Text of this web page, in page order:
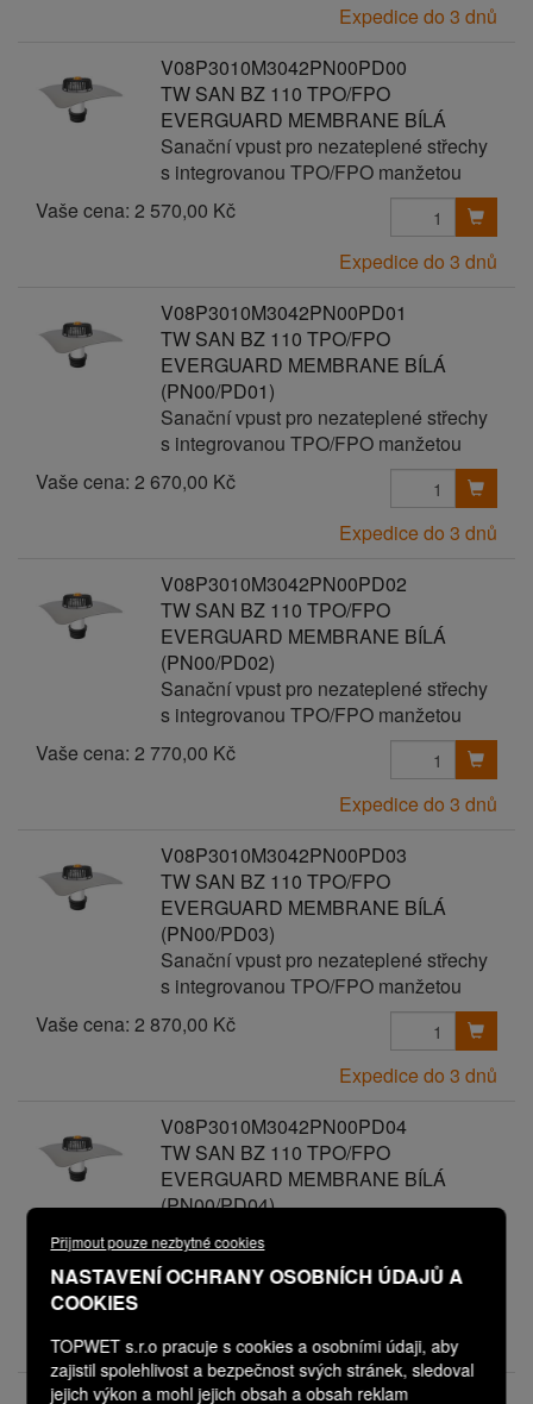
Přijmout pouze nezbytné cookies
NASTAVENÍ OCHRANY OSOBNÍCH ÚDAJŮ A
COOKIES
TOPWET s.r.o pracuje s cookies a osobními údaji, aby
zajistil spolehlivost a bezpečnost svých stránek, sledoval
jejich výkon a mohl jejich obsah a obsah reklam
Expedice do 3 dnů
V08P3010M3042PN00PD00
TW SAN BZ 110 TPO/FPO
EVERGUARD MEMBRANE BÍLÁ
Sanační vpust pro nezateplené střechy
s integrovanou TPO/FPO manžetou
Vaše cena: 2 570,00 Kč
Expedice do 3 dnů
V08P3010M3042PN00PD01
TW SAN BZ 110 TPO/FPO
EVERGUARD MEMBRANE BÍLÁ
(PN00/PD01)
Sanační vpust pro nezateplené střechy
s integrovanou TPO/FPO manžetou
Vaše cena: 2 670,00 Kč
Expedice do 3 dnů
V08P3010M3042PN00PD02
TW SAN BZ 110 TPO/FPO
EVERGUARD MEMBRANE BÍLÁ
(PN00/PD02)
Sanační vpust pro nezateplené střechy
s integrovanou TPO/FPO manžetou
Vaše cena: 2 770,00 Kč
Expedice do 3 dnů
V08P3010M3042PN00PD03
TW SAN BZ 110 TPO/FPO
EVERGUARD MEMBRANE BÍLÁ
(PN00/PD03)
Sanační vpust pro nezateplené střechy
s integrovanou TPO/FPO manžetou
Vaše cena: 2 870,00 Kč
Expedice do 3 dnů
V08P3010M3042PN00PD04
TW SAN BZ 110 TPO/FPO
EVERGUARD MEMBRANE BÍLÁ
(PN00/PD04)
Sanační vpust pro nezateplené střechy
s integrovanou TPO/FPO manžetou
Vaše cena:2 970,00 Kč
Expedice do 3 dnů
V08P3010M3042PN00PD05